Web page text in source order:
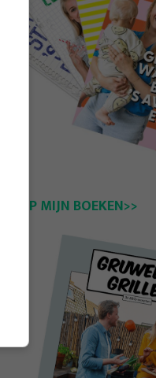
KOOP MIJN BOEKEN>>